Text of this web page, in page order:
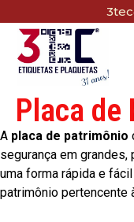
Placa de
A placa de patrimônio
segurança em
uma forma rápida e
patrimônio pertencente